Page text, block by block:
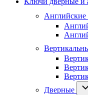
Английские
Дверные